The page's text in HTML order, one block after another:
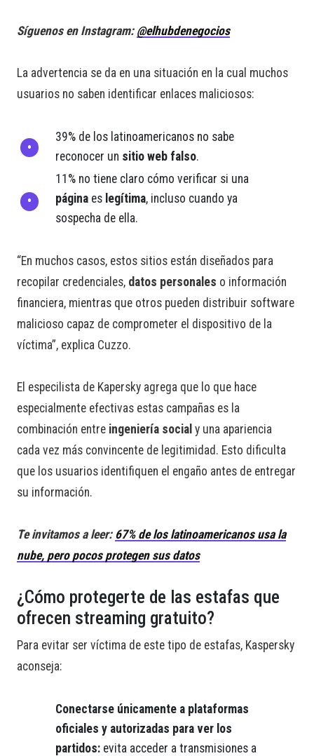
Síguenos en Instagram: @elhubdenegocios
La advertencia se da en una situación en la cual muchos
usuarios no saben identificar enlaces maliciosos:
39% de los latinoamericanos no sabe
reconocer un sitio web falso.
11% no tiene claro cómo verificar si una
página es legítima, incluso cuando ya
sospecha de ella.
“En muchos casos, estos sitios están diseñados para
recopilar credenciales, datos personales o información
financiera, mientras que otros pueden distribuir software
malicioso capaz de comprometer el dispositivo de la
víctima”, explica Cuzzo.
El especilista de Kapersky agrega que lo que hace
especialmente efectivas estas campañas es la
combinación entre ingeniería social y una apariencia
cada vez más convincente de legitimidad. Esto dificulta
que los usuarios identifiquen el engaño antes de entregar
su información.
Te invitamos a leer: 67% de los latinoamericanos usa la
nube, pero pocos protegen sus datos
¿Cómo protegerte de las estafas que
ofrecen streaming gratuito?
Para evitar ser víctima de este tipo de estafas, Kaspersky
aconseja:
Conectarse únicamente a plataformas
oficiales y autorizadas para ver los
partidos: evita acceder a transmisiones a